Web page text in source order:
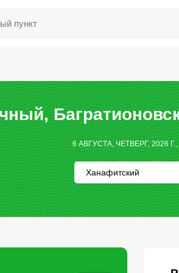
6 АВГУСТА, ЧЕТВЕРГ, 2026 Г.,